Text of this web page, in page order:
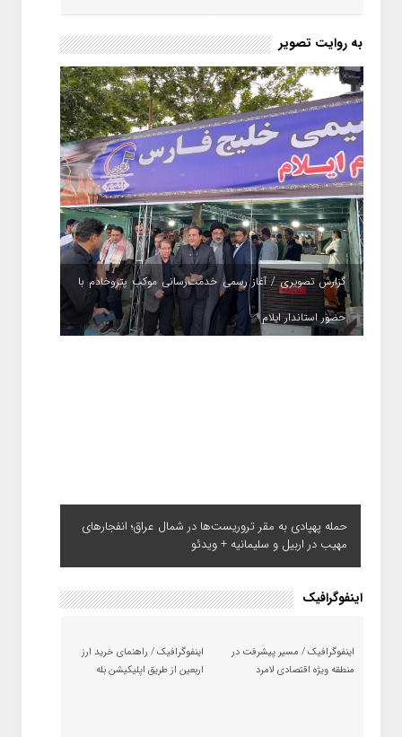
به روایت تصویر
گزارش تصویری / آغاز رسمی خدمت‌رسانی موکب پتروخادم با
حضور استاندار ایلام
حمله پهپادی به مقر تروریست‌ها در شمال عراق؛ انفجارهای
مهیب در اربیل و سلیمانیه + ویدئو
اینفوگرافیک
اینفوگرافیک / مسیر پیشرفت در
منطقه ویژه اقتصادی لامرد
اینفوگرافیک / راهنمای خرید ارز
اربعین از طریق اپلیکیشن بله